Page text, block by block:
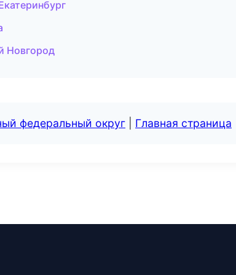
Новгород
федеральный округ Главная страница